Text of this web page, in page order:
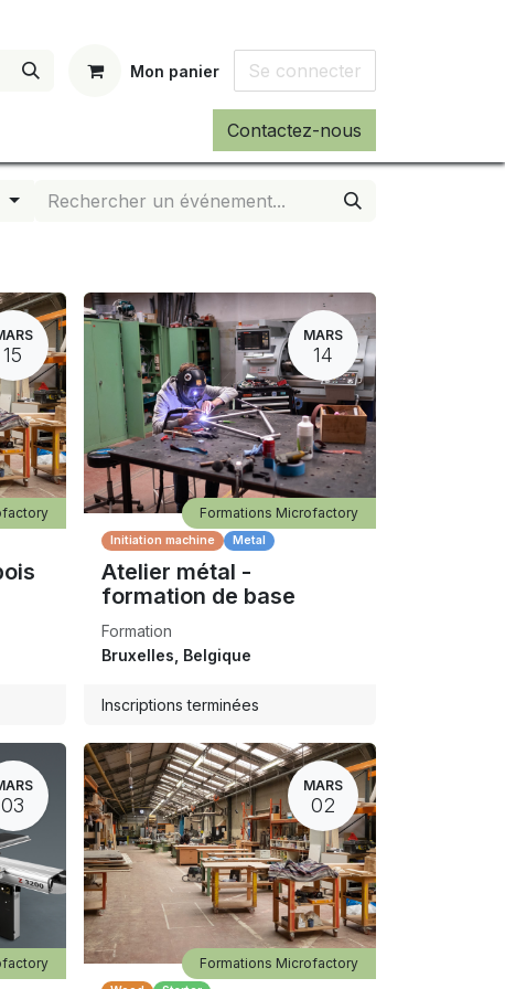
Mon panier Se connecter
Contactez-nous
15
MARS
14
Initiation machine Metal
Atelier métal -
formation de base
Formation
Formations Microfactory
Bruxelles Belgique
Inscriptions terminées
03
MARS
02
Formations Microfactory